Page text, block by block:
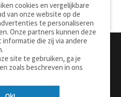
Over deze site
Privacy
cookies en vergelijkbare
van onze website op de
te personaliseren
Onze partners kunnen deze
die zij via andere
site te gebruiken, ga je
zoals beschreven in ons